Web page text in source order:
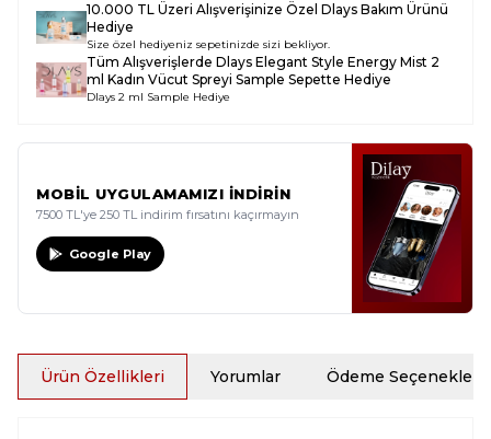
10.000 TL Üzeri Alışverişinize Özel Dlays Bakım Ürünü
Hediye
Size özel hediyeniz sepetinizde sizi bekliyor.
Tüm Alışverişlerde Dlays Elegant Style Energy Mist 2
ml Kadın Vücut Spreyi Sample Sepette Hediye
Dlays 2 ml Sample Hediye
MOBİL UYGULAMAMIZI İNDİRİN
7500 TL'ye 250 TL indirim fırsatını kaçırmayın
Google Play
Ürün Özellikleri Yorumlar Ödeme Seçenekleri